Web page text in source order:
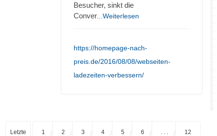
Besucher, sinkt die
Conver ...Weiterlesen
https://homepage-nach-
preis.de/2016/08/08/webseiten-
ladezeiten-verbessern/
Letzte 1 2 3 4 5 6 12